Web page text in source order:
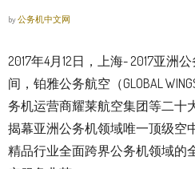
by公务机中文网
2017年4月12日，上海- 2017亚洲
间，铂雅公务航空（GLOBAL
务机运营商耀莱航空集团等二十
揭幕亚洲公务机领域唯一顶级空
精品行业全面跨界公务机领域的